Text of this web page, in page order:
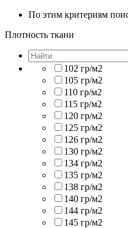
По этим критериям
Плотность ткани
102 гр/м2
105 гр/м2
110 гр/м2
115 гр/м2
120 гр/м2
125 гр/м2
126 гр/м2
130 гр/м2
134 гр/м2
135 гр/м2
138 гр/м2
140 гр/м2
144 гр/м2
145 гр/м2